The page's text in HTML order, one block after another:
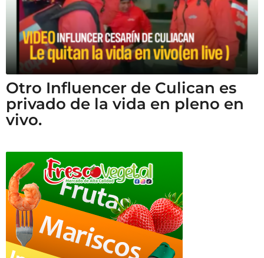
Otro Influencer de Culican es
privado de la vida en pleno en
vivo.